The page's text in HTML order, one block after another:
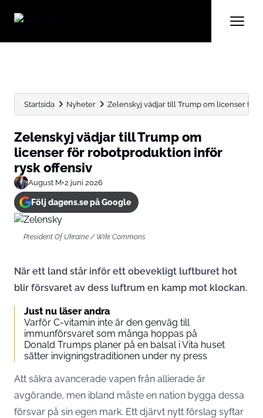
Startsida Nyheter Zelenskyj vädjar till Trump om licenser för
Zelenskyj vädjar till Trump om
licenser för robotproduktion inför
rysk offensiv
August M•2 juni 2026
Följ dagens.se på Google
President Of Ukraine / Wiki Commons
När ett land står inför ett obevekligt luftburet hot
blir försvaret av dess luftrum en kamp mot klockan.
Just nu läser andra
Varför C-vitamin inte är den genväg till
immunförsvaret som många hoppas på
Donald Trumps planer på en balsal i Vita huset
sätter invigningstraditionen under ny press
Att säkra avancerade vapen från allierade är
avgörande, men ibland måste en nation bygga dessa
försvar på sin egen mark. Ett djärvt nytt förslag syftar